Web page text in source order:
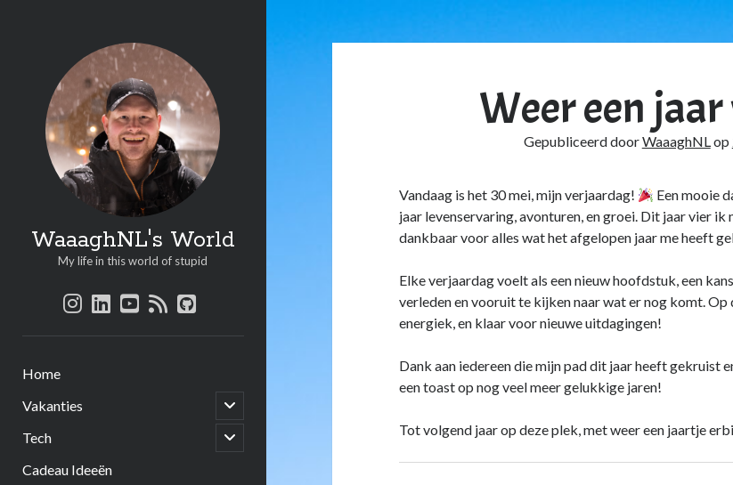
WaaaghNL's World
My life in this world of stupid
instagram
linkedin
youtube
rssgithub
Home
Vakanties
open
submenu
Tech
open
submenu
Cadeau Ideeën
Weer een
Gepubliceerd doorWaaaghNLop
Vandaag is het 30 mei, mijn verjaardag!
Een mooie
jaar levenservaring, avonturen, en groei. Dit jaar vier ik
dankbaar voor alles wat het afgelopen jaar me heeft
Elke verjaardag voelt als een nieuw hoofdstuk, een
verleden en vooruit te kijken naar wat er nog komt.
energiek, en klaar voor nieuwe uitdagingen!
Dank aan iedereen die mijn pad dit jaar heeft gekruist
een toast op nog veel meer gelukkige jaren!
Tot volgend jaar op deze plek, met weer een jaartje